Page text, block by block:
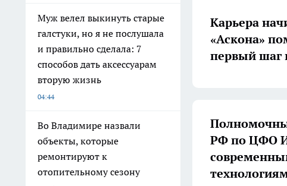
Муж велел выкинуть старые
галстуки, но я не послушала
и правильно сделала: 7
способов дать аксессуарам
вторую жизнь
04:44
Во Владимире назвали
объекты, которые
ремонтируют к
отопительному сезону
Карьера
«Аскона»
первый шаг
РФ по ЦФО